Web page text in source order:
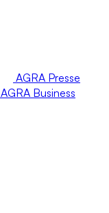
AGRA Presse
AGRA Business